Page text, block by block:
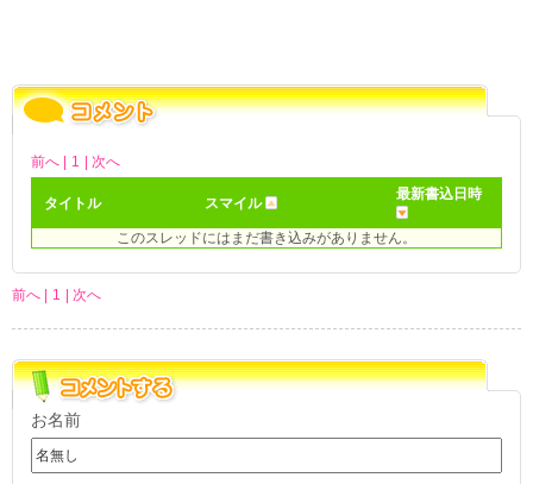
前へ | 1 | 次へ
タイトル スマイル
最新書込日時
このスレッドにはまだ書き込みがありません。
前へ | 1 | 次へ
お名前